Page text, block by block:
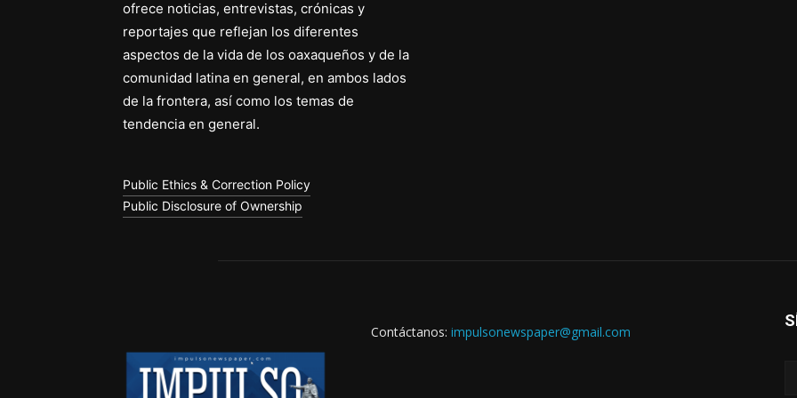
ofrece noticias, entrevistas, crónicas y
reportajes que reflejan los diferentes
aspectos de la vida de los oaxaqueños y de la
comunidad latina en general, en ambos lados
de la frontera, así como los temas de
tendencia en general.
Public Ethics & Correction Policy
Public Disclosure of Ownership
Contáctanos: impulsonewspaper@gmail.com